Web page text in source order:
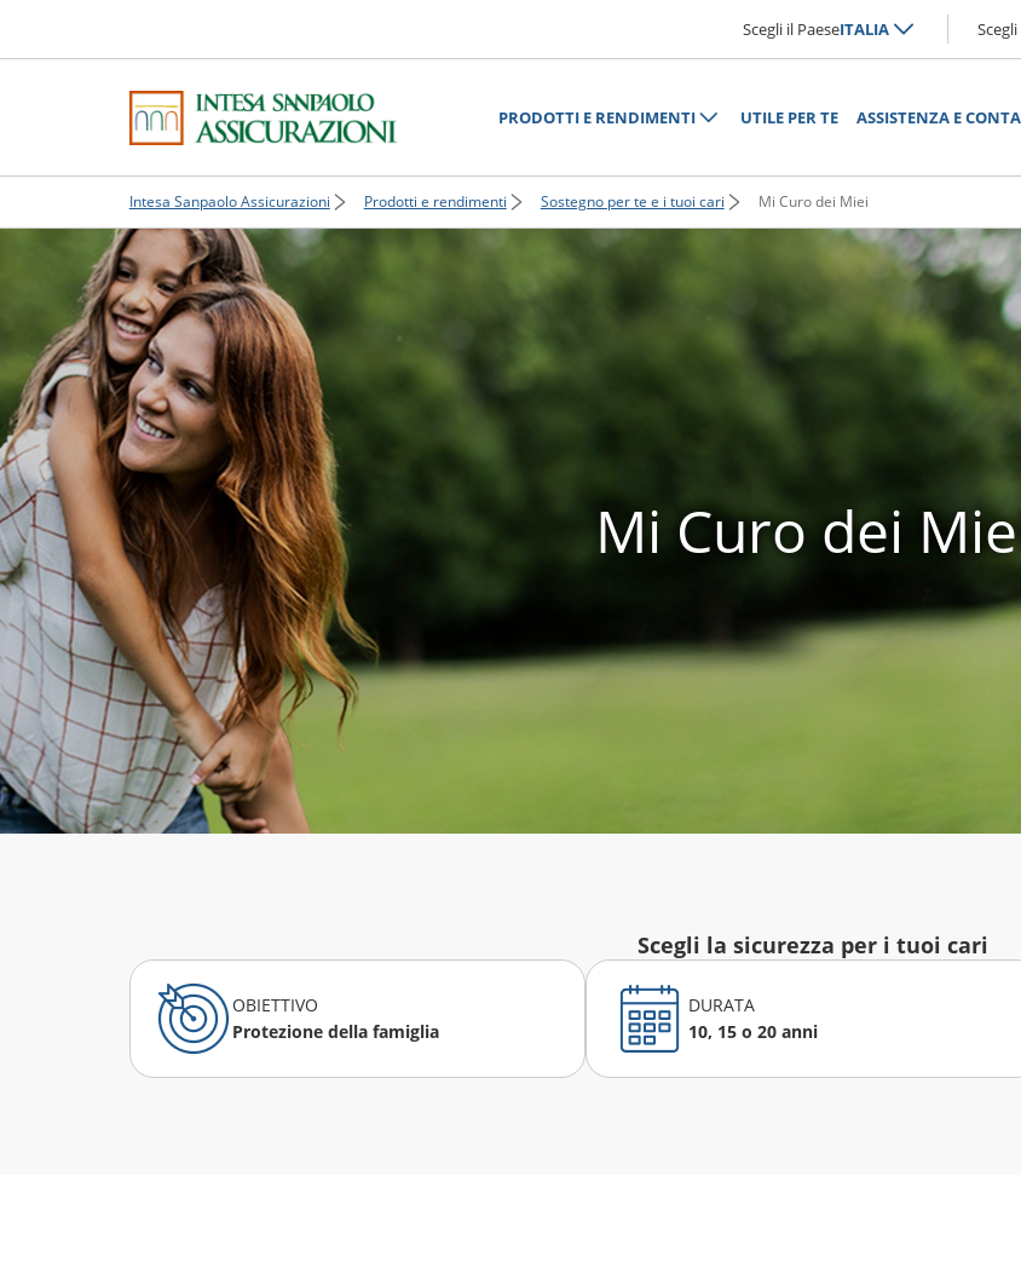
Scegli il PaeseITALIA
PRODOTTI E RENDIMENTI UTILE PER TE ASSISTENZA E
Intesa Sanpaolo Assicurazioni Prodotti e rendimenti Sostegno per te e i tuoi cari Mi Curo dei Miei
Mi Curo dei
Scegli la sicurezza per i tuoi cari
OBIETTIVO
Protezione della famiglia
DURATA
10, 15 o 20 anni